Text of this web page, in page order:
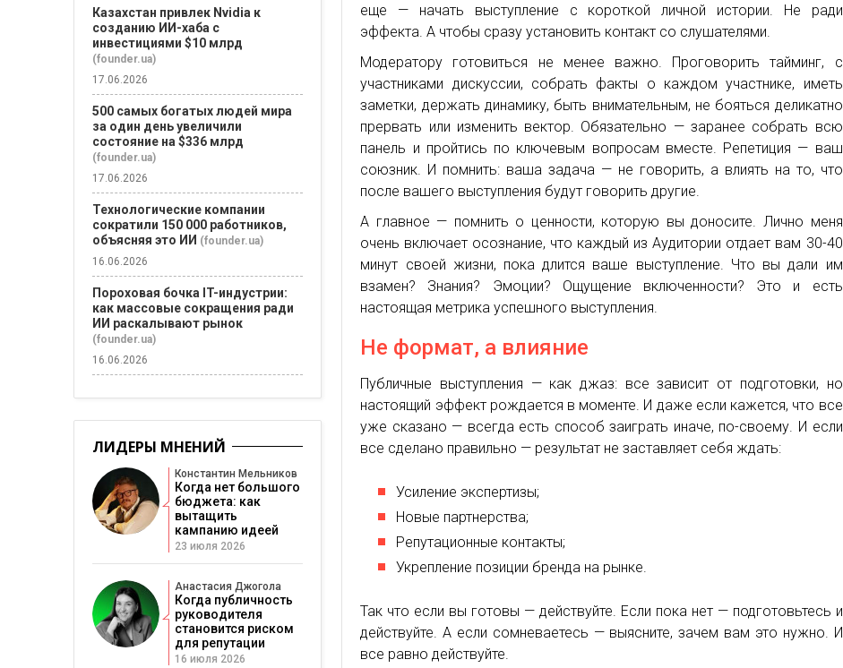
еще — начать выступление с короткой личной истории. Не ради
эффекта. А чтобы сразу установить контакт со слушателями.
Модератору готовиться не менее важно. Проговорить тайминг, с
участниками дискуссии, собрать факты о каждом участнике, иметь
заметки, держать динамику, быть внимательным, не бояться деликатно
прервать или изменить вектор. Обязательно — заранее собрать всю
панель и пройтись по ключевым вопросам вместе. Репетиция — ваш
союзник. И помнить: ваша задача — не говорить, а влиять на то, что
после вашего выступления будут говорить другие.
А главное — помнить о ценности, которую вы доносите. Лично меня
очень включает осознание, что каждый из Аудитории отдает вам 30-40
минут своей жизни, пока длится ваше выступление. Что вы дали им
взамен? Знания? Эмоции? Ощущение включенности? Это и есть
настоящая метрика успешного выступления.
Не формат, а влияние
Публичные выступления — как джаз: все зависит от подготовки, но
настоящий эффект рождается в моменте. И даже если кажется, что все
уже сказано — всегда есть способ заиграть иначе, по-своему. И если
все сделано правильно — результат не заставляет себя ждать:
Усиление экспертизы;
Новые партнерства;
Репутационные контакты;
Укрепление позиции бренда на рынке.
Так что если вы готовы — действуйте. Если пока нет — подготовьтесь и
действуйте. А если сомневаетесь — выясните, зачем вам это нужно. И
все равно действуйте.
Казахстан привлек Nvidia к
созданию ИИ-хаба с
инвестициями $10 млрд
(founder.ua)
17.06.2026
500 самых богатых людей мира
за один день увеличили
состояние на $336 млрд
(founder.ua)
17.06.2026
Технологические компании
сократили 150 000 работников,
объясняя это ИИ (founder.ua)
16.06.2026
Пороховая бочка IT-индустрии:
как массовые сокращения ради
ИИ раскалывают рынок
(founder.ua)
16.06.2026
ЛИДЕРЫ МНЕНИЙ
Константин Мельников
Когда нет большого
бюджета: как
вытащить
кампанию идеей
23 июля 2026
Анастасия Джогола
Когда публичность
руководителя
становится риском
для репутации
16 июля 2026